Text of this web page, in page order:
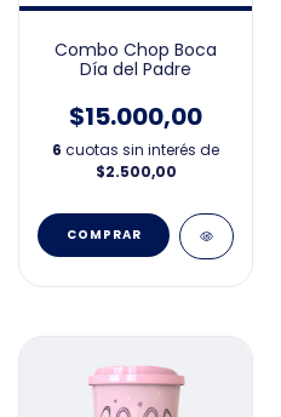
Combo Chop Boca
Día del Padre
$15.000,00
6 cuotas sin interés de
$2.500,00